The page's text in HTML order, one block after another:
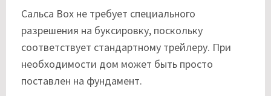
Сальса Box не требует специального
разрешения на буксировку, поскольку
соответствует стандартному трейлеру. При
необходимости дом может быть просто
поставлен на фундамент.